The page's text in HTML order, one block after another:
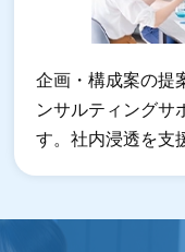
企画・構成案の提
ンサルティングサ
す。社内浸透を支